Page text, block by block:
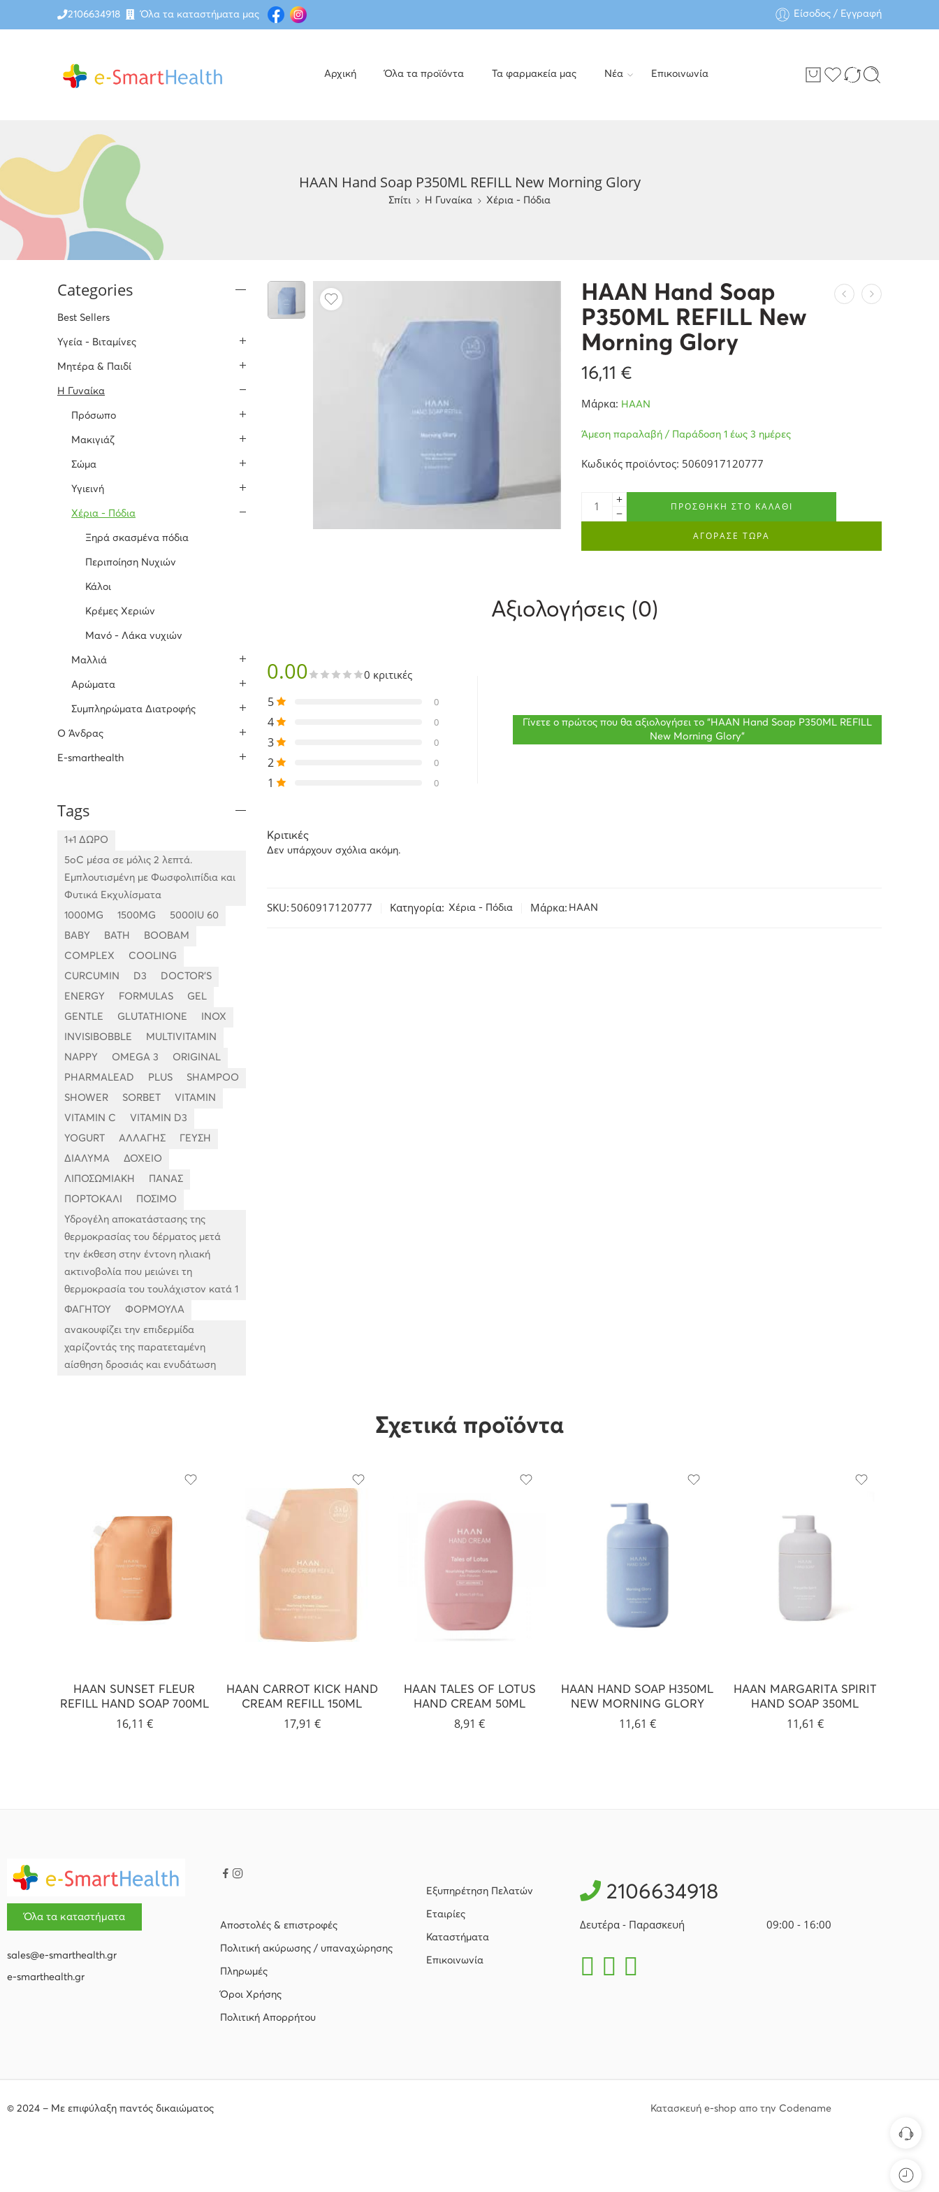
2106634918 Όλα τα καταστήματα μας Είσοδος / Εγγραφή
Αρχική Όλα τα προϊόντα Τα φαρμακεία μας Νέα Επικοινωνία
HAAN Hand Soap P350ML REFILL New Morning Glory
Σπίτι H Γυναίκα Χέρια - Πόδια
HAAN Hand Soap
P350ML REFILL New
Morning Glory
16,11 €
Μάρκα: HAAN
Άμεση παραλαβή / Παράδοση 1 έως 3 ημέρες
Κωδικός προϊόντος: 5060917120777
ΠΡΟΣΘΉΚΗ ΣΤΟ ΚΑΛΆΘΙ
ΑΓΟΡΑΣΕ ΤΩΡΑ
Αξιολογήσεις (0)
0.00 0 κριτικές
5 0
4 0
3 0
2 0
1 0
Γίνετε ο πρώτος που θα αξιολογήσει το “HAAN Hand Soap P350ML REFILL
New Morning Glory”
Κριτικές
Δεν υπάρχουν σχόλια ακόμη.
SKU: 5060917120777 Κατηγορία: Χέρια - Πόδια Μάρκα: HAAN
Categories
Best Sellers
Υγεία - Βιταμίνες
Μητέρα & Παιδί
H Γυναίκα
Πρόσωπο
Μακιγιάζ
Σώμα
Υγιεινή
Χέρια - Πόδια
Ξηρά σκασμένα πόδια
Περιποίηση Νυχιών
Κάλοι
Κρέμες Χεριών
Μανό - Λάκα νυχιών
Μαλλιά
Αρώματα
Συμπληρώματα Διατροφής
O Άνδρας
E-smarthealth
Tags
1+1 ΔΩΡΟ
5oC μέσα σε μόλις 2 λεπτά.
Εμπλουτισμένη με Φωσφολιπίδια και
Φυτικά Εκχυλίσματα
1000MG 1500MG 5000IU 60
BABY BATH BOOBAM
COMPLEX COOLING
CURCUMIN D3 DOCTOR'S
ENERGY FORMULAS GEL
GENTLE GLUTATHIONE INOX
INVISIBOBBLE MULTIVITAMIN
NAPPY OMEGA 3 ORIGINAL
PHARMALEAD PLUS SHAMPOO
SHOWER SORBET VITAMIN
VITAMIN C VITAMIN D3
YOGURT ΑΛΛΑΓΗΣ ΓΕΥΣΗ
ΔΙΑΛΥΜΑ ΔΟΧΕΙΟ
ΛΙΠΟΣΩΜΙΑΚΗ ΠΑΝΑΣ
ΠΟΡΤΟΚΑΛΙ ΠΟΣΙΜΟ
Υδρογέλη αποκατάστασης της
θερμοκρασίας του δέρματος μετά
την έκθεση στην έντονη ηλιακή
ακτινοβολία που μειώνει τη
θερμοκρασία του τουλάχιστον κατά 1
ΦΑΓΗΤΟΥ ΦΟΡΜΟΥΛΑ
ανακουφίζει την επιδερμίδα
χαρίζοντάς της παρατεταμένη
αίσθηση δροσιάς και ενυδάτωση
Σχετικά προϊόντα
HAAN SUNSET FLEUR
REFILL HAND SOAP 700ML
16,11 €
HAAN CARROT KICK HAND
CREAM REFILL 150ML
17,91 €
HAAN TALES OF LOTUS
HAND CREAM 50ML
8,91 €
HAAN HAND SOAP H350ML
NEW MORNING GLORY
11,61 €
HAAN MARGARITA SPIRIT
HAND SOAP 350ML
11,61 €
Όλα τα καταστήματα
sales@e-smarthealth.gr
e-smarthealth.gr
Αποστολές & επιστροφές
Πολιτική ακύρωσης / υπαναχώρησης
Πληρωμές
Όροι Χρήσης
Πολιτική Απορρήτου
Εξυπηρέτηση Πελατών
Εταιρίες
Καταστήματα
Επικοινωνία
2106634918
Δευτέρα - Παρασκευή 09:00 - 16:00
© 2024 – Με επιφύλαξη παντός δικαιώματος Κατασκευή e-shop απο την Codename